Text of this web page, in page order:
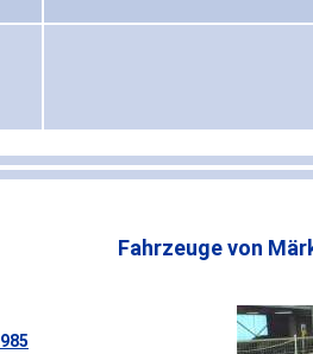
Fahrzeuge von